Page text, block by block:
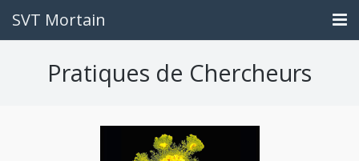
SVT Mortain
Pratiques de Chercheurs